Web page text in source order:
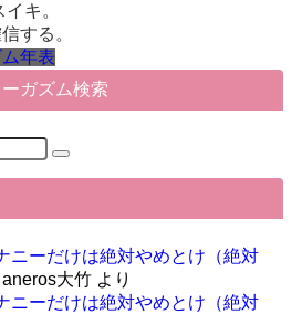
キ。
する。
年表
ガズム検索
ニーだけは絶対やめとけ（絶対
aneros大竹より
ニーだけは絶対やめとけ（絶対